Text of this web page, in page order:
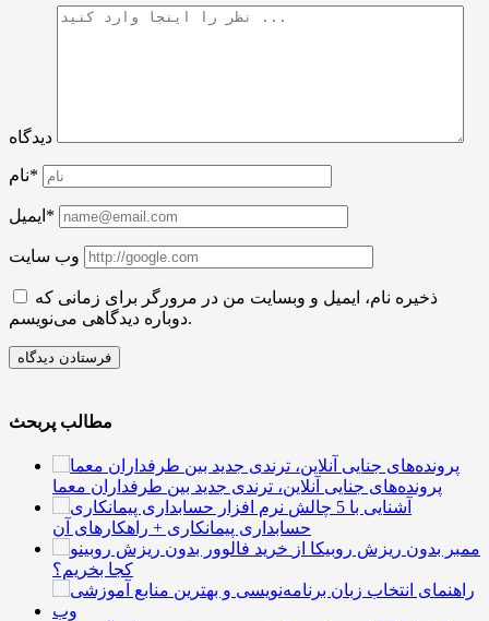
دیدگاه
نام*
ایمیل*
وب سایت
ذخیره نام، ایمیل و وبسایت من در مرورگر برای زمانی که
دوباره دیدگاهی می‌نویسم.
مطالب پربحث
پرونده‌های جنایی آنلاین، ترندی جدید بین طرفداران معما
آشنایی با 5 چالش
حسابداری پیمانکاری + راهکارهای آن
ممبر بدون ریزش روبیکا از
کجا بخریم؟